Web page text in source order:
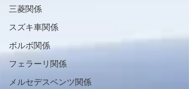
三菱関係
スズキ車関係
ボルボ関係
フェラーリ関係
メルセデスベンツ関係